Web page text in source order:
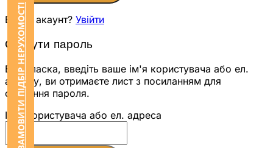
ЗАМОВИТИ ПІДБІР НЕРУХОМОСТІ
Вже є акаунт? Увійти
Скинути пароль
Будь ласка, введіть ваше ім'я користувача або ел.
адресу, ви отримаєте лист з посиланням для
скидання пароля.
Ім'я користувача або ел. адреса